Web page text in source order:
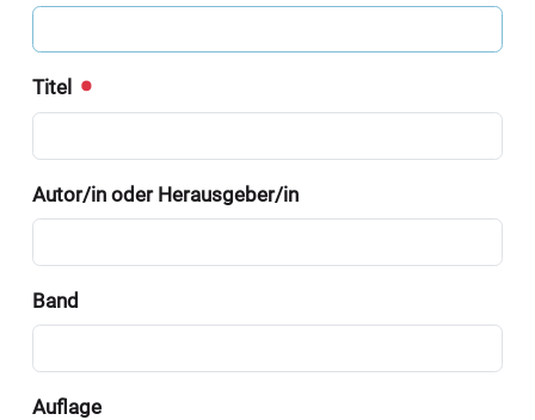
Titel
Autor/in oder Herausgeber/in
Band
Auflage